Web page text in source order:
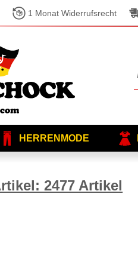
1 Monat Widerrufsrecht
HERRENMODE
2477 Artikel